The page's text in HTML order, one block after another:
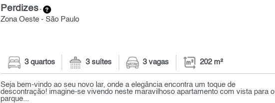
Perdizes-
Zona Oeste - São Paulo
3 quartos 3 suítes 3 vagas 202 m²
Seja bem-vindo ao seu novo lar, onde a elegância encontra um toque de
descontração! imagine-se vivendo neste maravilhoso apartamento com vista para o
parque...